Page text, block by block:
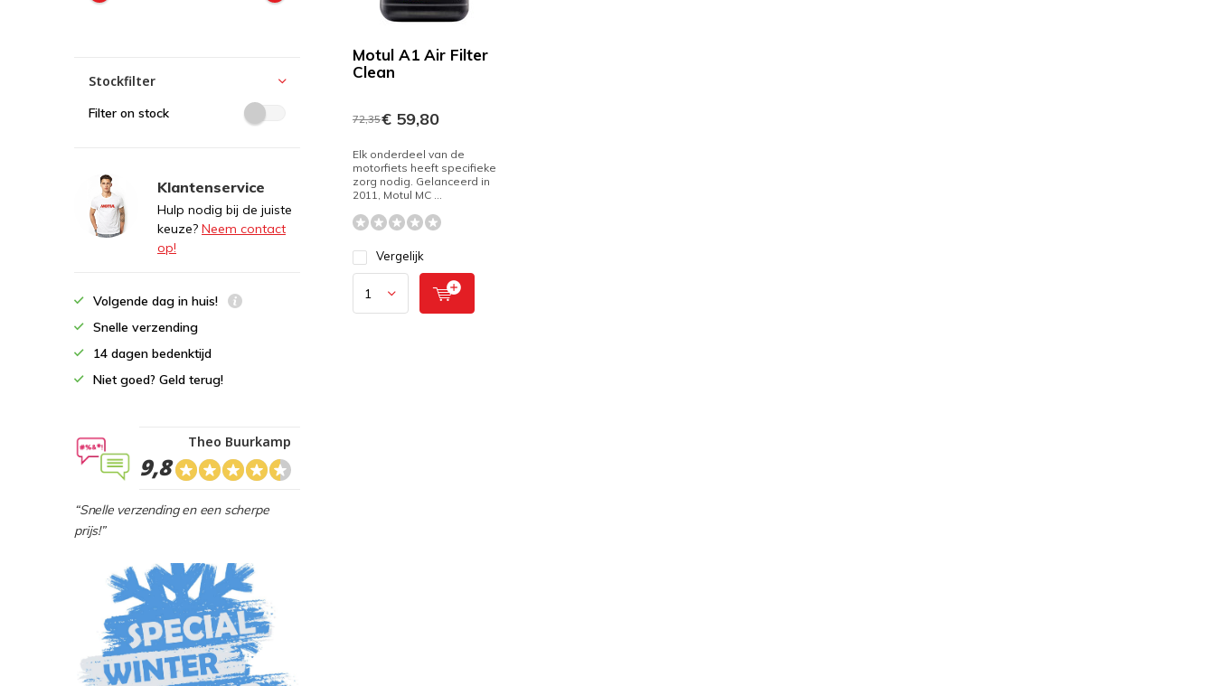
Motul A1 Air Filter
Clean
72,35€ 59,80
Elk onderdeel van de
motorfiets heeft specifieke
zorg nodig. Gelanceerd in
2011, Motul MC ...
Vergelijk
Stockfilter
Filter on stock
Klantenservice
Hulp nodig bij de juiste
keuze? Neem contact
op!
Volgende dag in huis!
Snelle verzending
14 dagen bedenktijd
Niet goed? Geld terug!
9,8
Theo Buurkamp
“Snelle verzending en een scherpe
prijs!”